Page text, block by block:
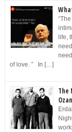
life,
of love. ” In […]
The